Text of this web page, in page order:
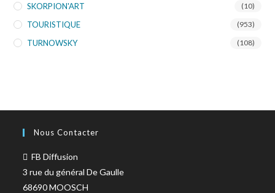
SKORPION'ART (10)
TOURISTIQUE (953)
TURNOWSKY (108)
Nous Contacter
FB Diffusion
3 rue du général De Gaulle
68690 MOOSCH